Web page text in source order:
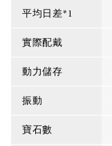
平均日差*1
實際配戴
動力儲存
振動
寶石數